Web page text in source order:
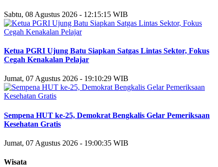
Sabtu, 08 Agustus 2026 - 12:15:15 WIB
Ketua PGRI Ujung Batu Siapkan Satgas Lintas Sektor, Fokus
Cegah Kenakalan Pelajar
Jumat, 07 Agustus 2026 - 19:10:29 WIB
Sempena HUT ke-25, Demokrat Bengkalis Gelar Pemeriksaan
Kesehatan Gratis
Jumat, 07 Agustus 2026 - 19:00:35 WIB
Wisata